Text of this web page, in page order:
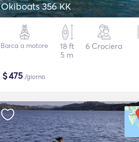
Okiboats 356 KK
Barca a motore
18 ft
5 m
6 Crociera
$475 /giorno